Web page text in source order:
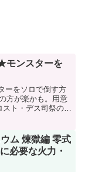
モンスターを
ーをソロで倒す方
方が楽かも。用意
ト・デス司祭の薬
ム 煉獄編 零式
必要な火力・